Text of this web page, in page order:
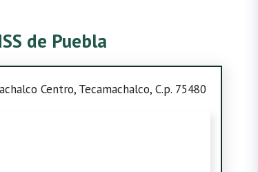
de Puebla
Centro, Tecamachalco, C.p. 75480